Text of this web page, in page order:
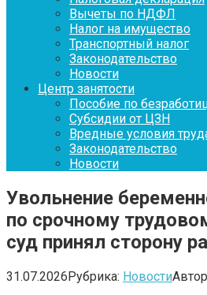
Вычеты по НДФЛ
Налог на имущество
Транспортный налог
Законодательство
Новости
Центр занятости
Пособие по
Субсидии от ЦЗН
Вредные условия
Законодательство
Новости
Увольнение
по срочному
суд принял сторону
31.07.2026Рубрика: Новости